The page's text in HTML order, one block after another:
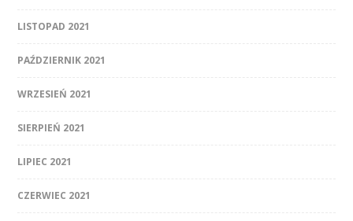
LISTOPAD 2021
PAŹDZIERNIK 2021
WRZESIEŃ 2021
SIERPIEŃ 2021
LIPIEC 2021
CZERWIEC 2021